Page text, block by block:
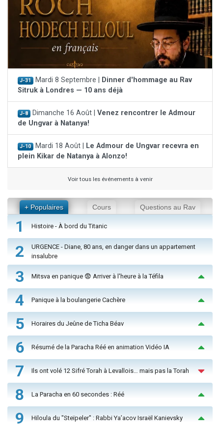
J-31 Mardi 8 Septembre |
Dinner d'hommage au Rav
Sitruk à Londres — 10 ans déjà
J-8 Dimanche 16 Août | Venez rencontrer le Admour
de Ungvar à Natanya!
J-10 Mardi 18 Août |
Le Admour de Ungvar recevra en
plein Kikar de Natanya à Alonzo!
Voir tous les événements à venir
+ Populaires Cours Questions au Rav
1 Histoire - À bord du Titanic
2
URGENCE - Diane, 80 ans, en danger dans un appartement
insalubre
3 Mitsva en panique 😨 Arriver à l'heure à la Téfila
4 Panique à la boulangerie Cachère
5 Horaires du Jeûne de Ticha Béav
6 Résumé de la Paracha Réé en animation Vidéo IA
7 Ils ont volé 12 Sifré Torah à Levallois… mais pas la Torah
8 La Paracha en 60 secondes : Réé
9 Hiloula du "Steïpeler" : Rabbi Ya’acov Israël Kanievsky